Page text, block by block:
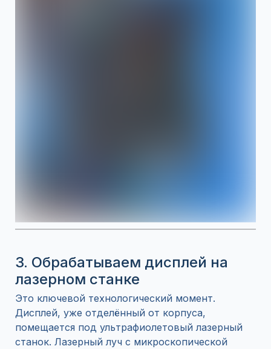
3. Обрабатываем дисплей на
лазерном станке
Это ключевой технологический момент.
Дисплей, уже отделённый от корпуса,
помещается под ультрафиолетовый лазерный
станок. Лазерный луч с микроскопической